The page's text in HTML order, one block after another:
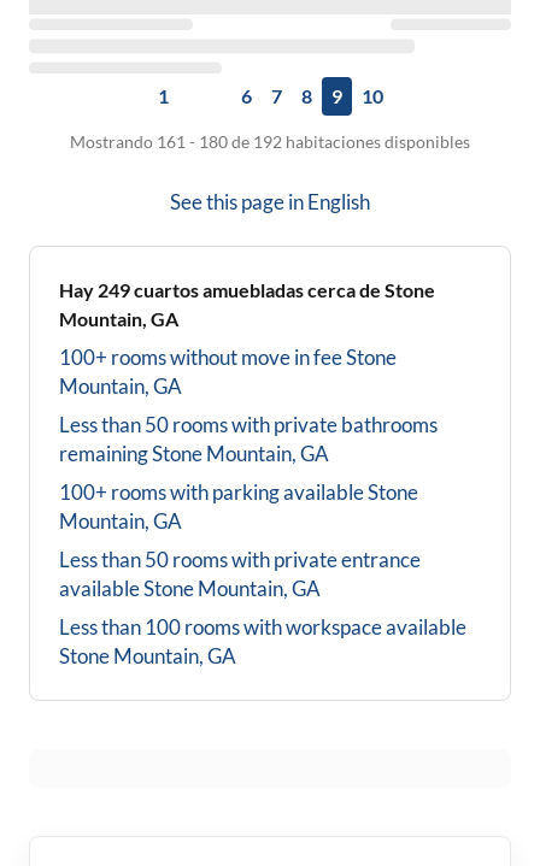
1 6 7 8 9 10
Mostrando 161 - 180 de 192 habitaciones disponibles
See this page inEnglish
Hay 249cuartos amuebladas cerca de Stone
Mountain, GA
100+ rooms without move in feeStone
Mountain, GA
Less than 50 rooms with private bathrooms
remainingStone Mountain, GA
100+ rooms with parking availableStone
Mountain, GA
Less than 50 rooms with private entrance
availableStone Mountain, GA
Less than 100 rooms with workspace available
Stone Mountain, GA